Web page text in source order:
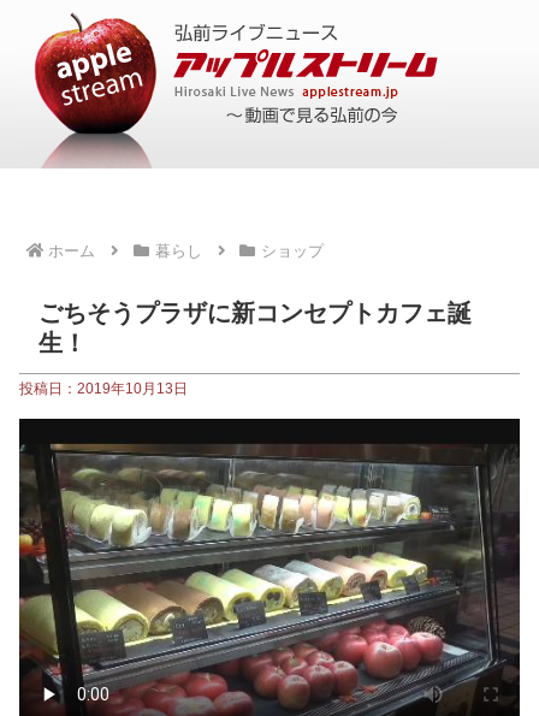
ホーム 暮らし ショップ
ごちそうプラザに新コンセプトカフェ誕
生！
投稿日：2019年10月13日